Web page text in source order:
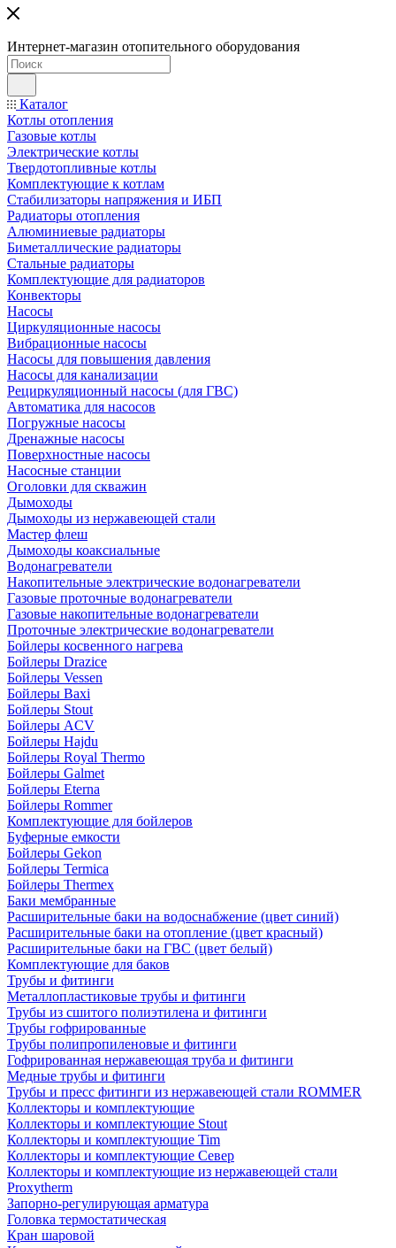
Интернет-магазин отопительного оборудования
Каталог
Котлы отопления
Газовые котлы
Электрические котлы
Твердотопливные котлы
Комплектующие к котлам
Стабилизаторы напряжения и ИБП
Радиаторы отопления
Алюминиевые радиаторы
Биметаллические радиаторы
Стальные радиаторы
Комплектующие для радиаторов
Конвекторы
Насосы
Циркуляционные насосы
Вибрационные насосы
Насосы для повышения давления
Насосы для канализации
Рециркуляционный насосы (для ГВС)
Автоматика для насосов
Погружные насосы
Дренажные насосы
Поверхностные насосы
Насосные станции
Оголовки для скважин
Дымоходы
Дымоходы из нержавеющей стали
Мастер флеш
Дымоходы коаксиальные
Водонагреватели
Накопительные электрические водонагреватели
Газовые проточные водонагреватели
Газовые накопительные водонагреватели
Проточные электрические водонагреватели
Бойлеры косвенного нагрева
Бойлеры Drazice
Бойлеры Vessen
Бойлеры Baxi
Бойлеры Stout
Бойлеры ACV
Бойлеры Hajdu
Бойлеры Royal Thermo
Бойлеры Galmet
Бойлеры Eterna
Бойлеры Rommer
Комплектующие для бойлеров
Буферные емкости
Бойлеры Gekon
Бойлеры Termica
Бойлеры Thermex
Баки мембранные
Расширительные баки на водоснабжение (цвет синий)
Расширительные баки на отопление (цвет красный)
Расширительные баки на ГВС (цвет белый)
Комплектующие для баков
Трубы и фитинги
Металлопластиковые трубы и фитинги
Трубы из сшитого полиэтилена и фитинги
Трубы гофрированные
Трубы полипропиленовые и фитинги
Гофрированная нержавеющая труба и фитинги
Медные трубы и фитинги
Трубы и пресс фитинги из нержавеющей стали ROMMER
Коллекторы и комплектующие
Коллекторы и комплектующие Stout
Коллекторы и комплектующие Tim
Коллекторы и комплектующие Север
Коллекторы и комплектующие из нержавеющей стали
Proxytherm
Запорно-регулирующая арматура
Головка термостатическая
Кран шаровой